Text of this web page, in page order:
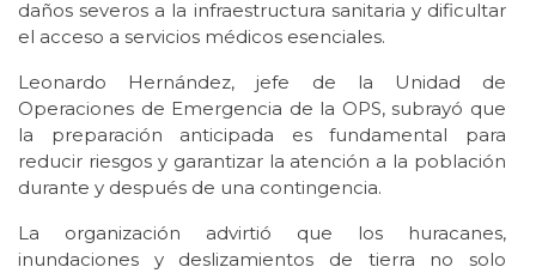
daños severos a la infraestructura sanitaria y dificultar
el acceso a servicios médicos esenciales.
Leonardo Hernández, jefe de la Unidad de
Operaciones de Emergencia de la OPS, subrayó que
la preparación anticipada es fundamental para
reducir riesgos y garantizar la atención a la población
durante y después de una contingencia.
La organización advirtió que los huracanes,
inundaciones y deslizamientos de tierra no solo